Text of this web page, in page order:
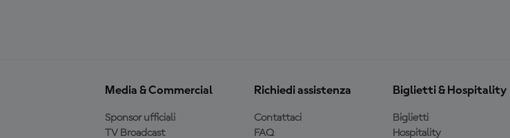
Media & Commercial
Sponsor ufficiali
TV Broadcast
Richiedi assistenza
Contattaci
FAQ
Biglietti & Hospitality
Biglietti
Hospitality